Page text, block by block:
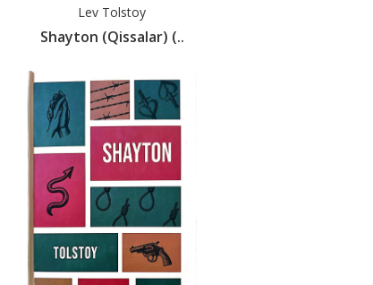
Lev Tolstoy
Shayton (qissalar) (..